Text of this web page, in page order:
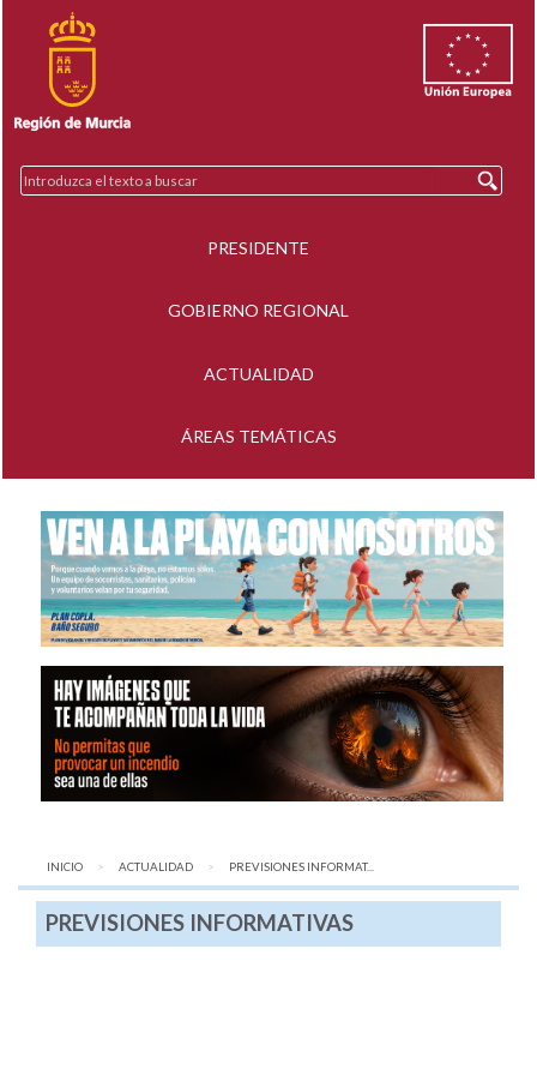
PRESIDENTE
GOBIERNO REGIONAL
ACTUALIDAD
ÁREAS TEMÁTICAS
INICIO ACTUALIDAD AQUÍ:
PREVISIONES INFORMAT...
PREVISIONES INFORMATIVAS